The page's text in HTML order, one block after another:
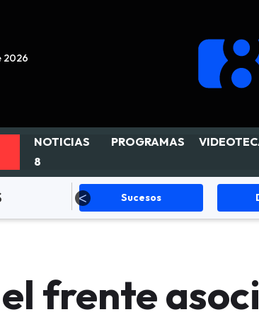
2026
NOTICIAS
8
PROGRAMAS
Deportes
frente